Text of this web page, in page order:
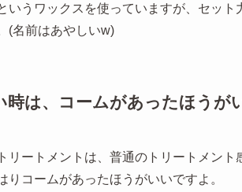
いうワックスを使っていますが、セッ
(名前はあやしいw)
時は、コームがあったほうが
リートメントは、普通のトリートメン
りコームがあったほうがいいですよ。